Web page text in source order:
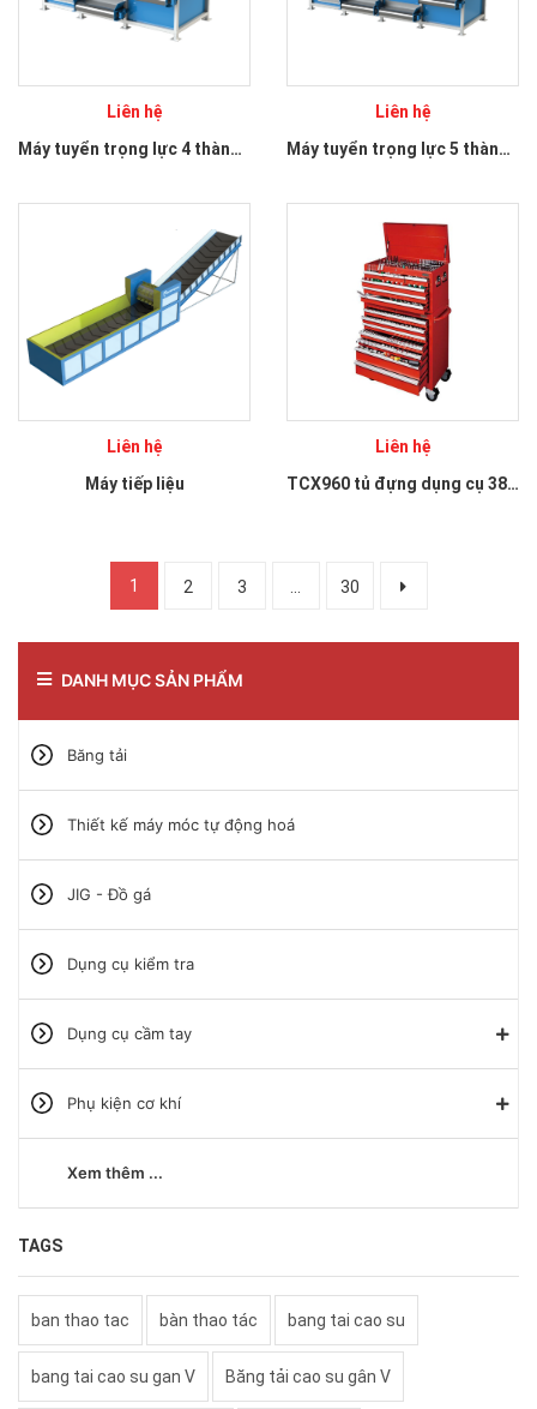
Liên hệ
Máy tuyển trọng lực 4 thành phần
Liên hệ
Máy tuyển trọng lực 5 thành phần
Liên hệ
Máy tiếp liệu
Liên hệ
TCX960 tủ đựng dụng cụ 381 chi tiết
1 2 3 30
DANH MỤC SẢN PHẨM
Băng tải
Thiết kế máy móc tự động hoá
JIG - Đồ gá
Dụng cụ kiểm tra
Dụng cụ cầm tay
Phụ kiện cơ khí
Xem thêm ...
TAGS
ban thao tac bàn thao tác bang tai cao su
bang tai cao su gan V Băng tải cao su gân V